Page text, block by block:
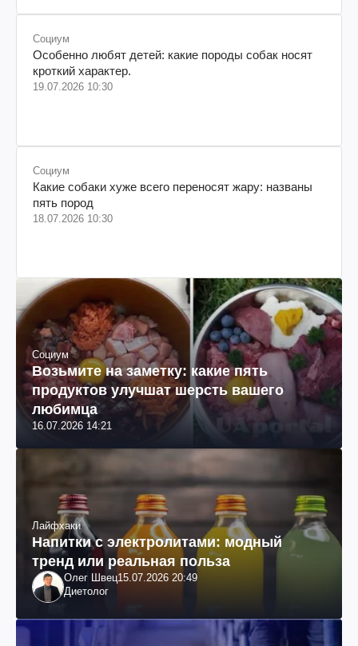
Социум
Особенно любят детей: какие породы собак носят
кроткий характер.
19.07.2026 10:30
Социум
Какие собаки хуже всего переносят жару: названы
пять пород
18.07.2026 10:30
Социум
Возьмите на заметку: какие пять
продуктов улучшат шерсть вашего
любимца
16.07.2026 14:21
Лайфхаки
Напитки с электролитами: модный
тренд или реальная польза
Олег Швец15.07.2026 20:49
Диетолог